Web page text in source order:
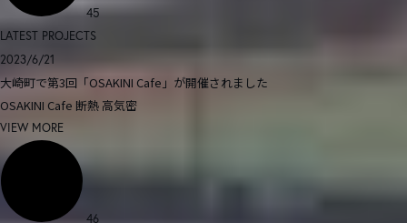
45
LATEST PROJECTS
2023/6/21
大崎町で第3回「OSAKINI Cafe」が開催されました
OSAKINI Cafe 断熱 高気密
VIEW MORE
46